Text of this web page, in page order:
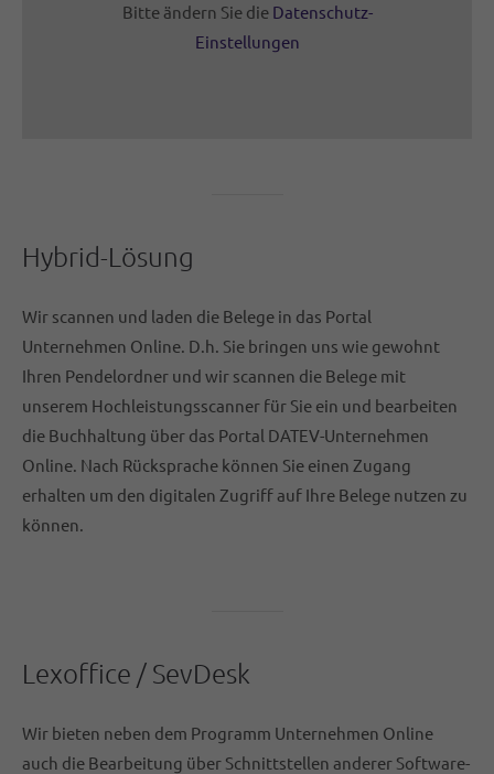
Bitte ändern Sie die Datenschutz-
Einstellungen
Hybrid-Lösung
Wir scannen und laden die Belege in das Portal
Unternehmen Online. D.h. Sie bringen uns wie gewohnt
Ihren Pendelordner und wir scannen die Belege mit
unserem Hochleistungsscanner für Sie ein und bearbeiten
die Buchhaltung über das Portal DATEV-Unternehmen
Online. Nach Rücksprache können Sie einen Zugang
erhalten um den digitalen Zugriff auf Ihre Belege nutzen zu
können.
Lexoffice / SevDesk
Wir bieten neben dem Programm Unternehmen Online
auch die Bearbeitung über Schnittstellen anderer Software-